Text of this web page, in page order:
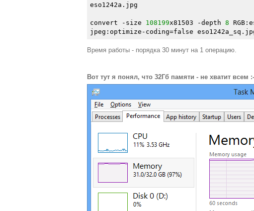
eso1242a.jpg
convert -size 108199x81503 -depth 8
Время работы - порядка 30 минут на 1 операцию.
Вот тут я понял, что 32Гб памяти - не хватит всем